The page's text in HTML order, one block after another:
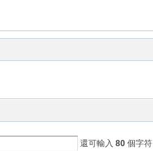
還可輸入 80 個字符